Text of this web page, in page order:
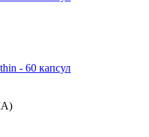
- 60 капсул